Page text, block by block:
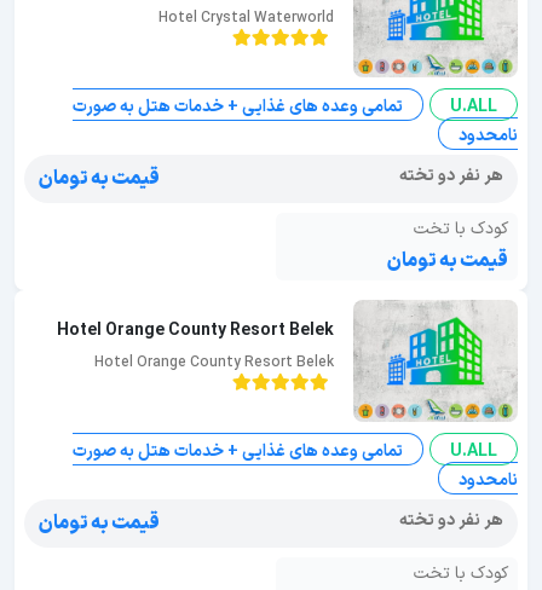
Hotel Crystal Waterworld
U.ALL
تمامی وعده های غذایی + خدمات هتل به صورت
نامحدود
هر نفر دو تخته
قیمت به تومان
کودک با تخت
قیمت به تومان
Hotel Orange County Resort Belek
Hotel Orange County Resort Belek
U.ALL
تمامی وعده های غذایی + خدمات هتل به صورت
نامحدود
هر نفر دو تخته
قیمت به تومان
کودک با تخت